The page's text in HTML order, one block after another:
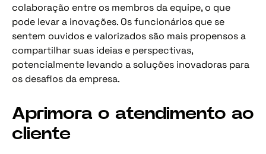
colaboração entre os membros da equipe, o que
pode levar a inovações. Os funcionários que se
sentem ouvidos e valorizados são mais propensos a
compartilhar suas ideias e perspectivas,
potencialmente levando a soluções inovadoras para
os desafios da empresa.
Aprimora o atendimento ao
cliente